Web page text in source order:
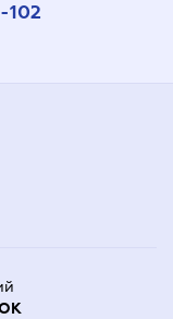
102